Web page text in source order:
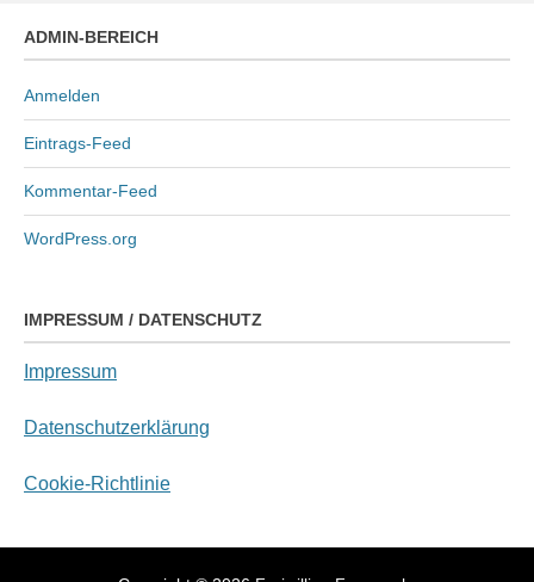
ADMIN-BEREICH
Anmelden
Eintrags-Feed
Kommentar-Feed
WordPress.org
IMPRESSUM / DATENSCHUTZ
Impressum
Datenschutzerklärung
Cookie-Richtlinie